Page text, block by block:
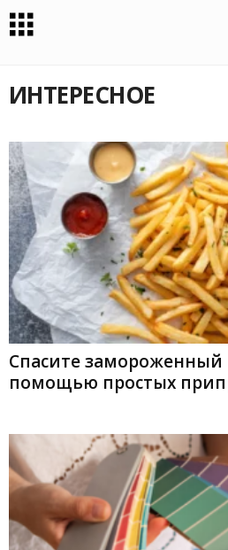
ИНТЕРЕСНОЕ
Спасите замороженный
помощью простых